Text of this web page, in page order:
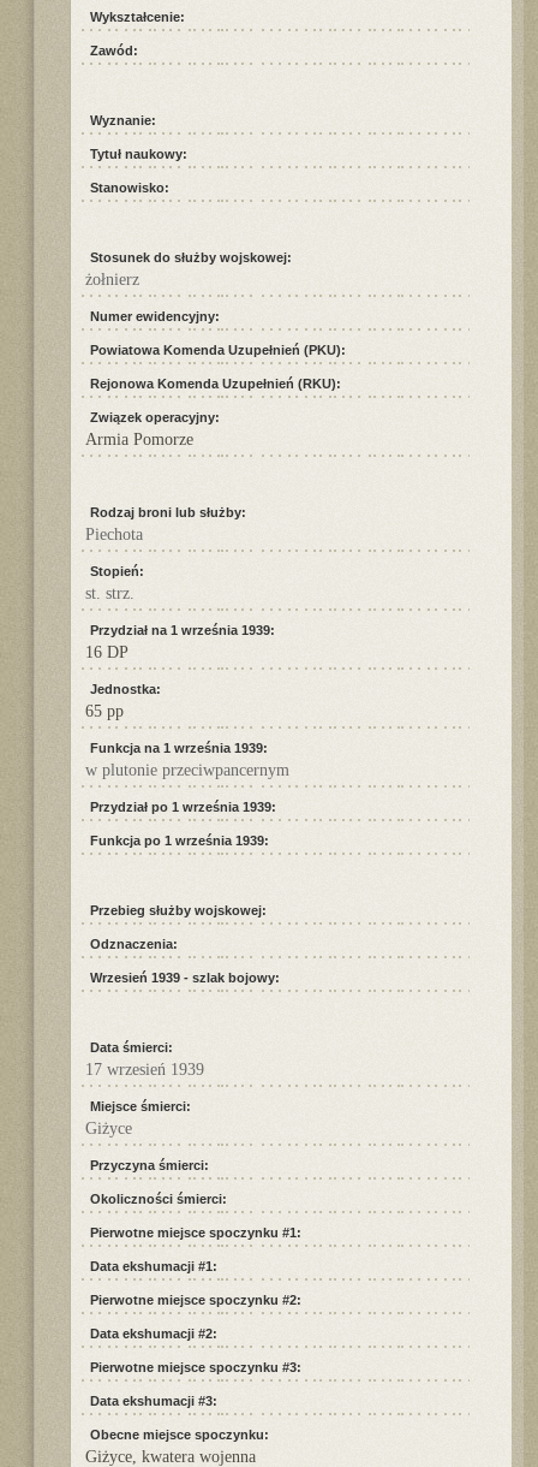
Wykształcenie:
Zawód:
Wyznanie:
Tytuł naukowy:
Stanowisko:
Stosunek do służby wojskowej:
żołnierz
Numer ewidencyjny:
Powiatowa Komenda Uzupełnień (PKU):
Rejonowa Komenda Uzupełnień (RKU):
Związek operacyjny:
Armia Pomorze
Rodzaj broni lub służby:
Piechota
Stopień:
st. strz.
Przydział na 1 września 1939:
16 DP
Jednostka:
65 pp
Funkcja na 1 września 1939:
w plutonie przeciwpancernym
Przydział po 1 września 1939:
Funkcja po 1 września 1939:
Przebieg służby wojskowej:
Odznaczenia:
Wrzesień 1939 - szlak bojowy:
Data śmierci:
17 wrzesień 1939
Miejsce śmierci:
Giżyce
Przyczyna śmierci:
Okoliczności śmierci:
Pierwotne miejsce spoczynku #1:
Data ekshumacji #1:
Pierwotne miejsce spoczynku #2:
Data ekshumacji #2:
Pierwotne miejsce spoczynku #3:
Data ekshumacji #3:
Obecne miejsce spoczynku:
Giżyce, kwatera wojenna